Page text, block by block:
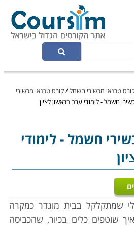
טכנאי מכשירי חשמל/קורס טכנאי מכשירי
חשמל - לימודי ערב בראשון לציון
חשמל- לימודי
שמתקלקל בבית מוגדר כמקרה
שוטפים כלים בכיור, שהכביסה